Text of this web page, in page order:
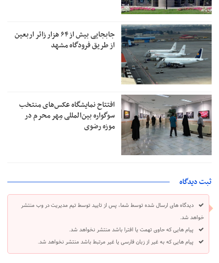
جابجایی بیش از ۶۴ هزار زائر اربعین
از طریق فرودگاه مشهد
افتتاح نمایشگاه عکس‌های منتخب
سوگواره بین‌المللی مِهر محرم در
موزه رضوی
ثبت دیدگاه
دیدگاه های ارسال شده توسط شما، پس از تایید توسط تیم مدیریت در وب منتشر
خواهد شد.
پیام هایی که حاوی تهمت یا افترا باشد منتشر نخواهد شد.
پیام هایی که به غیر از زبان فارسی یا غیر مرتبط باشد منتشر نخواهد شد.